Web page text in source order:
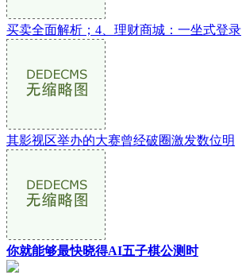
买卖全面解析；4、理财商城：一坐式登录
其影视区举办的大赛曾经破圈激发数位明
你就能够最快晓得AI五子棋公测时